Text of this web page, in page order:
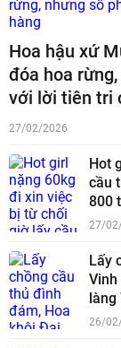
Hoa hậu xứ
đóa hoa
với lời tiên tri
27/02/2026
Hot
cầu
800
27/
Lấy
Vinh
26/